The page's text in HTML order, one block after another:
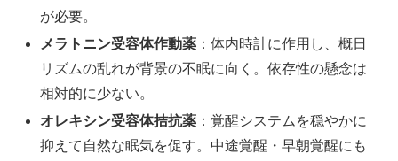
が必要。
メラトニン受容体作動薬 ：体内時計に作用し、概日
リズムの乱れが背景の不眠に向く。依存性の懸念は
相対的に少ない。
オレキシン受容体拮抗薬 ：覚醒システムを穏やかに
抑えて自然な眠気を促す。中途覚醒・早朝覚醒にも